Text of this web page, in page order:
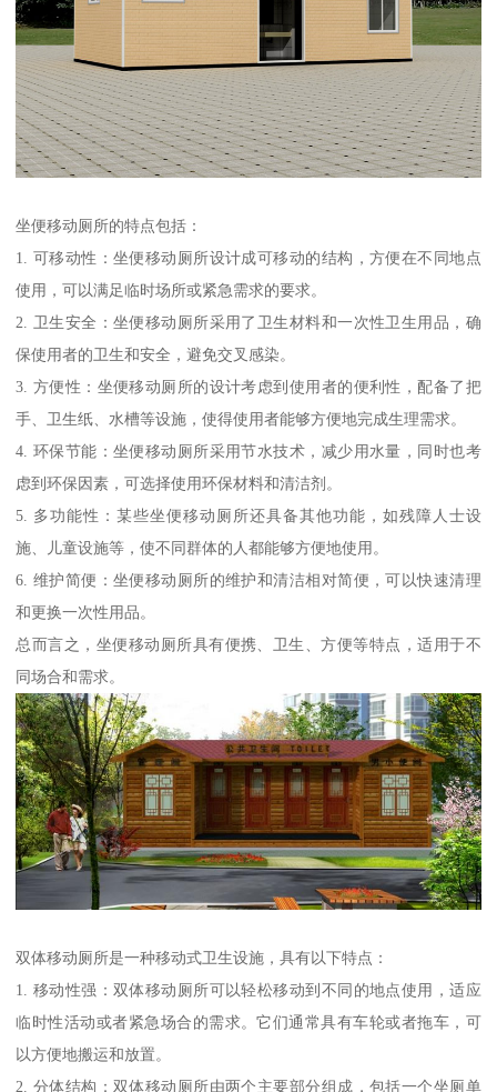
坐便移动厕所的特点包括：
1. 可移动性：坐便移动厕所设计成可移动的结构，方便在不同地点
使用，可以满足临时场所或紧急需求的要求。
2. 卫生安全：坐便移动厕所采用了卫生材料和一次性卫生用品，确
保使用者的卫生和安全，避免交叉感染。
3. 方便性：坐便移动厕所的设计考虑到使用者的便利性，配备了把
手、卫生纸、水槽等设施，使得使用者能够方便地完成生理需求。
4. 环保节能：坐便移动厕所采用节水技术，减少用水量，同时也考
虑到环保因素，可选择使用环保材料和清洁剂。
5. 多功能性：某些坐便移动厕所还具备其他功能，如残障人士设
施、儿童设施等，使不同群体的人都能够方便地使用。
6. 维护简便：坐便移动厕所的维护和清洁相对简便，可以快速清理
和更换一次性用品。
总而言之，坐便移动厕所具有便携、卫生、方便等特点，适用于不
同场合和需求。
双体移动厕所是一种移动式卫生设施，具有以下特点：
1. 移动性强：双体移动厕所可以轻松移动到不同的地点使用，适应
临时性活动或者紧急场合的需求。它们通常具有车轮或者拖车，可
以方便地搬运和放置。
2. 分体结构：双体移动厕所由两个主要部分组成，包括一个坐厕单